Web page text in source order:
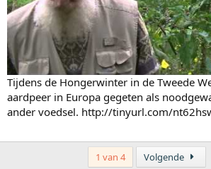
Tijdens de Hongerwinter in de Tweede
aardpeer in Europa gegeten als
ander voedsel. http://tinyurl.com/
1 van 4 Volgende